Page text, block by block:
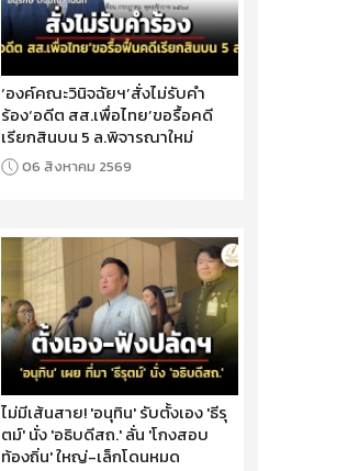
‘องค์คณะวินิจฉัยฯ’สั่งไม่รับคำ
ร้อง‘อดีต สส.เพื่อไทย’ขอรื้อคดี
เรียกสินบน 5 ล.พิจารณาใหม่
06 สิงหาคม 2569
ไม่มีเส้นสาย! 'อนุทิน' รับตั้งเอง 'ธีรุ
ตม์' นั่ง 'อธิบดีสถ.' ลั่น 'โกงสอบ
ท้องถิ่น' ใหญ่-เล็กโดนหมด